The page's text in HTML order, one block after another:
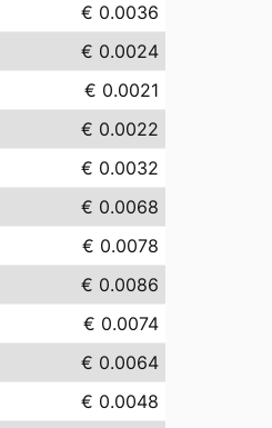
€ 0.0036
€ 0.0024
€ 0.0021
€ 0.0022
€ 0.0032
€ 0.0068
€ 0.0078
€ 0.0086
€ 0.0074
€ 0.0064
€ 0.0048